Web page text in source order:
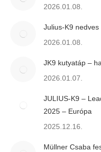
2026.01.08.
Julius-K9
2026.01.08.
JK9 kutyatáp –
2026.01.07.
JULIUS-K9 –
2025 – Európa
2025.12.16.
Müllner Csaba